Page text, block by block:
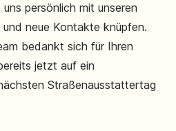
persönlich mit unseren
und neue Kontakte knüpfen.
bedankt sich für Ihren
jetzt auf ein
Straßenausstattertag